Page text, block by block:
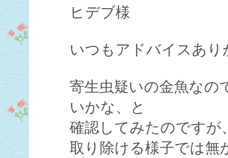
ヒデブ様
いつもアドバイスあ
寄生虫疑いの金魚な
いかな、と
確認してみたのですが
取り除ける様子では